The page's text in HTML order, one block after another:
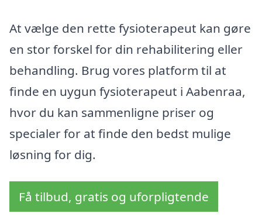
At vælge den rette fysioterapeut kan gøre
en stor forskel for din rehabilitering eller
behandling. Brug vores platform til at
finde en uygun fysioterapeut i Aabenraa,
hvor du kan sammenligne priser og
specialer for at finde den bedst mulige
løsning for dig.
Få tilbud, gratis og uforpligtende